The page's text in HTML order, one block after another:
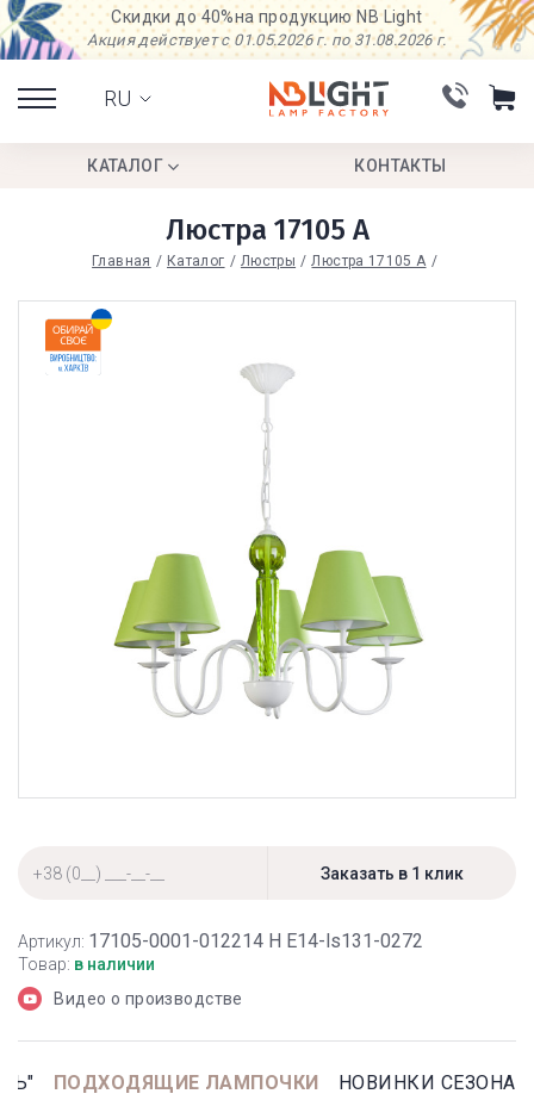
Скидки до 40%на продукцию NB Light
Акция действует с 01.05.2026 г. по 31.08.2026 г.
RU
КАТАЛОГ КОНТАКТЫ
Люстра 17105 А
Главная Каталог Люстры Люстра 17105 А
Артикул: 17105-0001-012214 Н Е14-ls131-0272
Товар: в наличии
Видео о производстве
ПОДХОДЯЩИЕ ЛАМПОЧКИ НОВИНКИ СЕЗОНА